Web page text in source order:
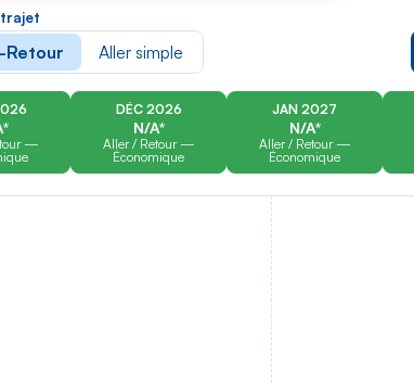
trajet
Retour Aller simple
—
DÉC 2026
N/A*
Aller / Retour —
Économique
JAN 2027
N/A*
Aller / Retour —
Économique